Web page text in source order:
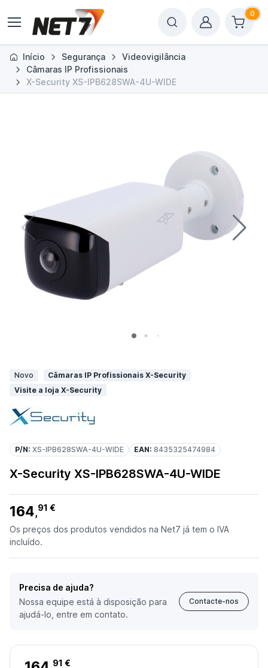
0
Início Segurança
Videovigilância
Câmaras IP Profissionais
X-Security XS-IPB628SWA-4U-WIDE
Novo
Câmaras IP Profissionais X-Security
Visite a loja X-Security
P/N: XS-IPB628SWA-4U-WIDE EAN: 8435325474984
X-Security XS-IPB628SWA-4U-WIDE
164,91 €
Os preços dos produtos vendidos na Net7 já tem o IVA
incluído.
Precisa de ajuda?
Nossa equipe está à disposição para
ajudá-lo, entre em contato.
Contacte-nos
91 €